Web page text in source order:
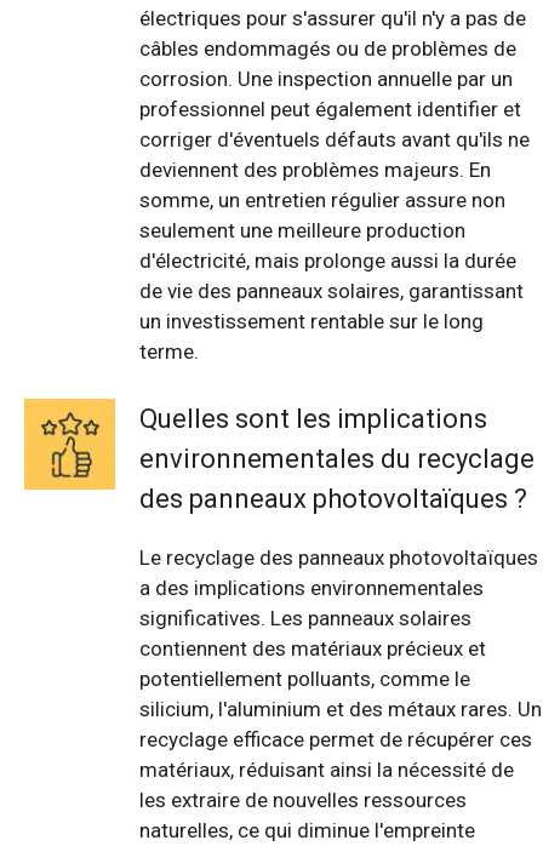
électriques pour s'assurer qu'il n'y a pas de
câbles endommagés ou de problèmes de
corrosion. Une inspection annuelle par un
professionnel peut également identifier et
corriger d'éventuels défauts avant qu'ils ne
deviennent des problèmes majeurs. En
somme, un entretien régulier assure non
seulement une meilleure production
d'électricité, mais prolonge aussi la durée
de vie des panneaux solaires, garantissant
un investissement rentable sur le long
terme.
Quelles sont les implications
environnementales du recyclage
des panneaux photovoltaïques ?
Le recyclage des panneaux photovoltaïques
a des implications environnementales
significatives. Les panneaux solaires
contiennent des matériaux précieux et
potentiellement polluants, comme le
silicium, l'aluminium et des métaux rares. Un
recyclage efficace permet de récupérer ces
matériaux, réduisant ainsi la nécessité de
les extraire de nouvelles ressources
naturelles, ce qui diminue l'empreinte